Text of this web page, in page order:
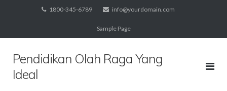
1800-345-6789 info@yourdomain.com
Sample Page
Pendidikan Olah Raga Yang
Ideal